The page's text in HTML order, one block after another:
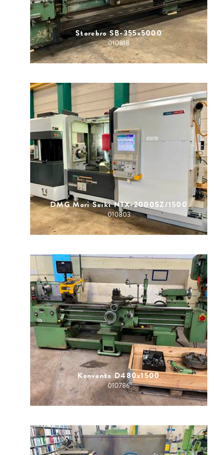
Storebro SB-355x5000
010818
DMG Mori Seiki NTX-2000SZ/1500
010803
Konventa D480x1500
010786